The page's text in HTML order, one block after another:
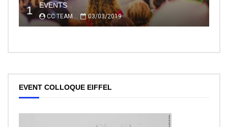
1 EVENTS
CC TEAM 03/03/2019
EVENT COLLOQUE EIFFEL